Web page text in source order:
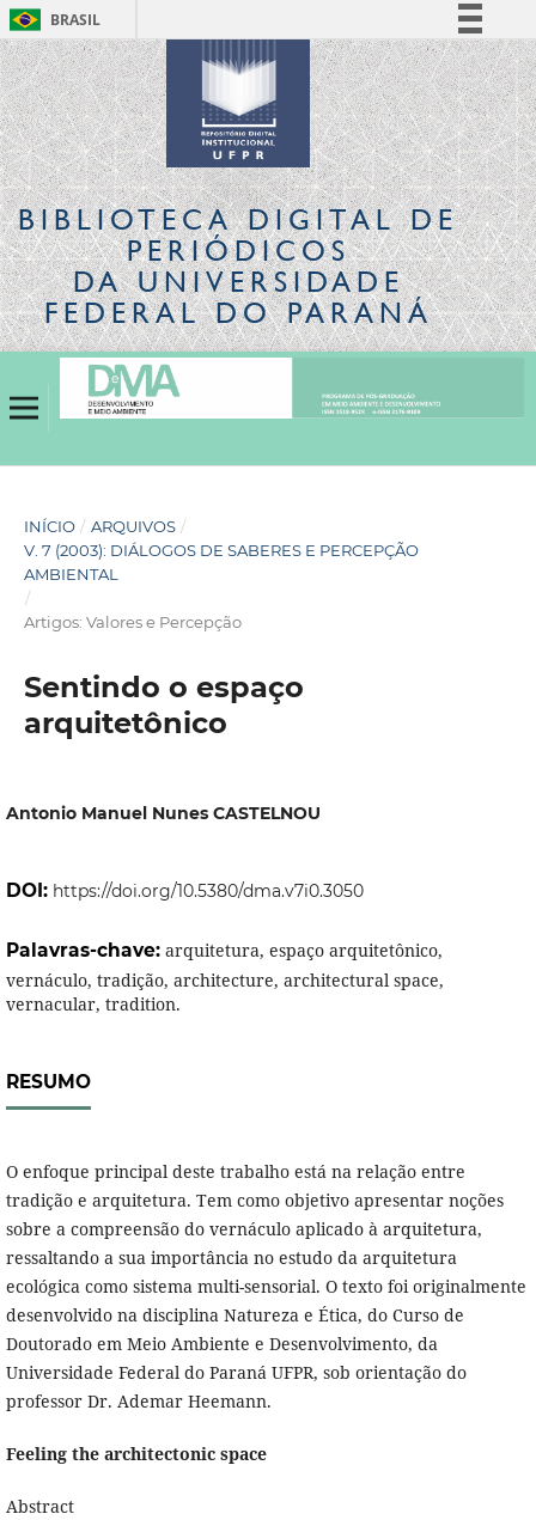
BRASIL
Simplifique!
Comunica BR
Participe
Acesso à informação
Legislação
Canais
BIBLIOTECA DIGITALDE
PERIÓDICOS
DA UNIVERSIDADE
FEDERAL DO PARANÁ
INÍCIO / ARQUIVOS /
V. 7 (2003): DIÁLOGOS DE SABERES E PERCEPÇÃO
AMBIENTAL
/
Artigos: Valores e Percepção
Sentindo o espaço
arquitetônico
Antonio Manuel Nunes CASTELNOU
DOI: https://doi.org/10.5380/dma.v7i0.3050
Palavras-chave: arquitetura, espaço arquitetônico,
vernáculo, tradição, architecture, architectural space,
vernacular, tradition.
RESUMO
O enfoque principal deste trabalho está na relação entre
tradição e arquitetura. Tem como objetivo apresentar noções
sobre a compreensão do vernáculo aplicado à arquitetura,
ressaltando a sua importância no estudo da arquitetura
ecológica como sistema multi-sensorial. O texto foi originalmente
desenvolvido na disciplina Natureza e Ética, do Curso de
Doutorado em Meio Ambiente e Desenvolvimento, da
Universidade Federal do Paraná UFPR, sob orientação do
professor Dr. Ademar Heemann.
Feeling the architectonic space
Abstract